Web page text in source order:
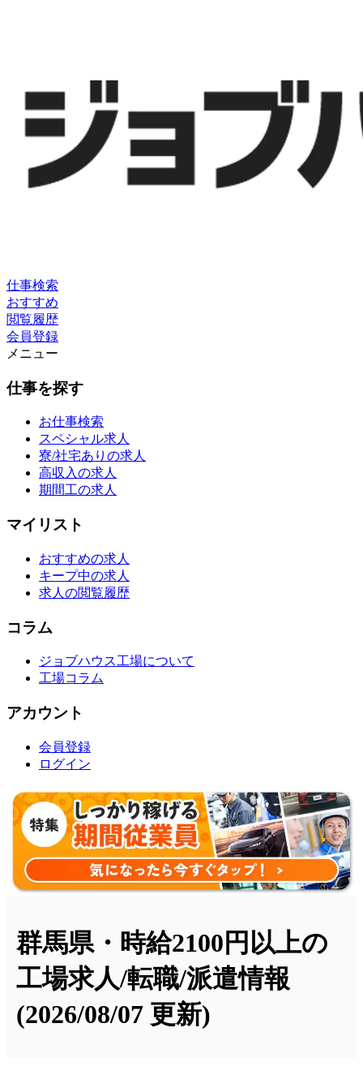
仕事検索
おすすめ
閲覧履歴
会員登録
メニュー
仕事を探す
お仕事検索
スペシャル求人
寮/社宅ありの求人
高収入の求人
期間工の求人
マイリスト
おすすめの求人
キープ中の求人
求人の閲覧履歴
コラム
ジョブハウス工場について
工場コラム
アカウント
会員登録
ログイン
群馬県・時給2100円以上の
工場求人/転職/派遣情報
(2026/08/07 更新)